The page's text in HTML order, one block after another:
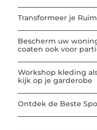
Transformeer je
Bescherm uw
coaten ook voor
Workshop kleding
kijk op je garderobe
Ontdek de Beste